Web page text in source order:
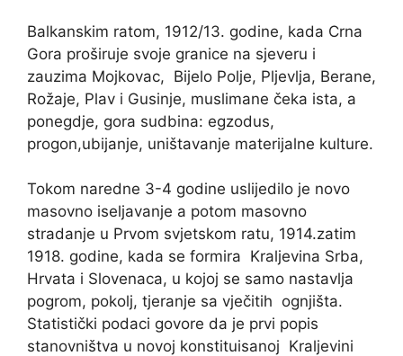
Balkanskim ratom, 1912/13. godine, kada Crna
Gora proširuje svoje granice na sjeveru i
zauzima Mojkovac, Bijelo Polje, Pljevlja, Berane,
Rožaje, Plav i Gusinje, muslimane čeka ista, a
ponegdje, gora sudbina: egzodus,
progon,ubijanje, uništavanje materijalne kulture.
Tokom naredne 3-4 godine uslijedilo je novo
masovno iseljavanje a potom masovno
stradanje u Prvom svjetskom ratu, 1914.zatim
1918. godine, kada se formira Kraljevina Srba,
Hrvata i Slovenaca, u kojoj se samo nastavlja
pogrom, pokolj, tjeranje sa vječitih ognjišta.
Statistički podaci govore da je prvi popis
stanovništva u novoj konstituisanoj Kraljevini